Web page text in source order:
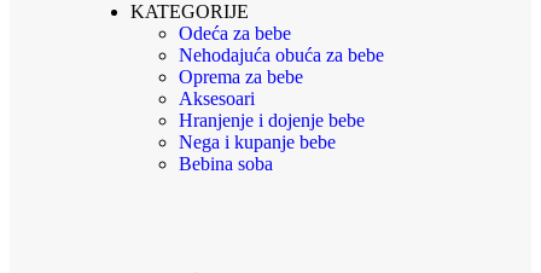
KATEGORIJE
Odeća za bebe
Nehodajuća obuća za bebe
Oprema za bebe
Aksesoari
Hranjenje i dojenje bebe
Nega i kupanje bebe
Bebina soba